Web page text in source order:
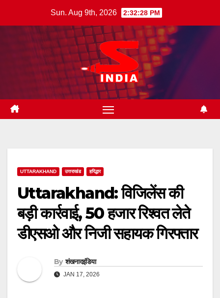
Sun. Aug 9th, 2026 2:32:29 PM
UTTARAKHAND उत्तराखंड हरिद्धार
Uttarakhand: विजिलेंस की
बड़ी कार्रवाई, 50 हजार रिश्वत लेते
डीएसओ और निजी सहायक गिरफ्तार
By शंखनादइंडिया
JAN 17, 2026